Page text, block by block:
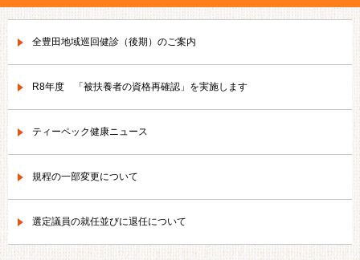
全豊田地域巡回健診（後期）のご案内
R8年度 「被扶養者の資格再確認」を実施します
ティーペック健康ニュース
規程の一部変更について
選定議員の就任並びに退任について